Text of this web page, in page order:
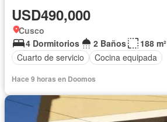
USD490,000
Cusco
4 Dormitorios
2 Baños
188 m²
Cuarto de servicio
Cocina equipada
Hace 9 horas en Doomos